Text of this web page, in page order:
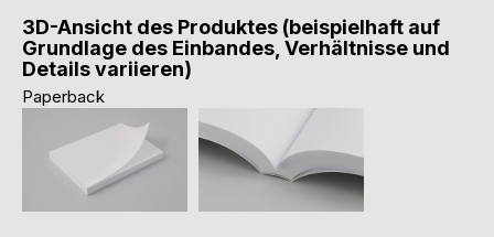
3D-Ansicht des Produktes (beispielhaft auf
Grundlage des Einbandes, Verhältnisse und
Details variieren)
Paperback